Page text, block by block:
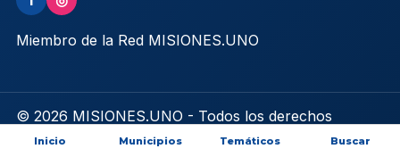
Miembro de la Red MISIONES.UNO
© 2026 MISIONES.UNO - Todos los derechos
reservados
Inicio Municipios Temáticos Buscar